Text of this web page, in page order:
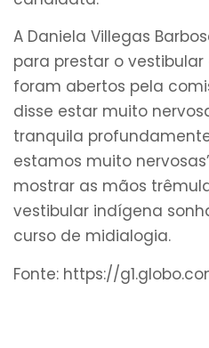
A Daniela Villegas
para prestar o
foram abertos pela
disse estar muito
tranquila
estamos muito
mostrar as mãos
vestibular indígena
curso de midialogia.
Fonte: https://